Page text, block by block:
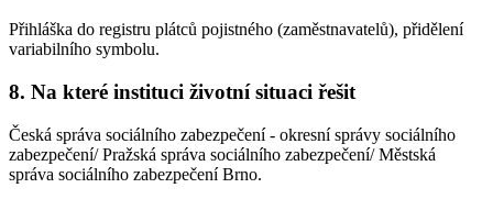
Přihláška do registru plátců pojistného (zaměstnavatelů), přidělení
variabilního symbolu.
8. Na které instituci životní situaci řešit
Česká správa sociálního zabezpečení - okresní správy sociálního
zabezpečení/ Pražská správa sociálního zabezpečení/ Městská
správa sociálního zabezpečení Brno.